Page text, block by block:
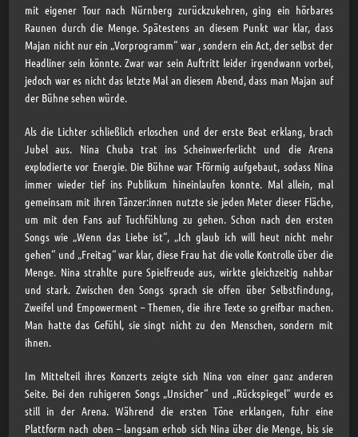
mit eigener Tour nach Nürnberg zurückzukehren, ging ein hörbares
Raunen durch die Menge. Spätestens an diesem Punkt war klar, dass
Majan nicht nur ein „Vorprogramm“ war , sondern ein Act, der selbst der
Headliner sein könnte. Zwar war sein Auftritt leider irgendwann vorbei,
jedoch war es nicht das letzte Mal an diesem Abend, dass man Majan auf
der Bühne sehen würde.
Als die Lichter schließlich erloschen und der erste Beat erklang, brach
Jubel aus. Nina Chuba trat ins Scheinwerferlicht und die Arena
explodierte vor Energie. Die Bühne war T-förmig aufgebaut, sodass Nina
immer wieder tief ins Publikum hineinlaufen konnte. Mal allein, mal
gemeinsam mit ihren Tänzer:innen nutzte sie jeden Meter dieser Fläche,
um mit den Fans auf Tuchfühlung zu gehen. Schon nach den ersten
Songs wie „Wenn das Liebe ist“, „Ich glaub ich will heut nicht mehr
gehen“ und „Freitag“ war klar, diese Frau hat die volle Kontrolle über die
Menge. Nina strahlte pure Spielfreude aus, wirkte gleichzeitig nahbar
und stark. Zwischen den Songs sprach sie offen über Selbstfindung,
Zweifel und Empowerment – Themen, die ihre Texte so greifbar machen.
Man hatte das Gefühl, sie singt nicht zu den Menschen, sondern mit
ihnen.
Im Mittelteil ihres Konzerts zeigte sich Nina von einer ganz anderen
Seite. Bei den ruhigeren Songs „Unsicher“ und „Rückspiegel“ wurde es
still in der Arena. Während die ersten Töne erklangen, fuhr eine
Plattform nach oben – langsam erhob sich Nina über die Menge, bis sie